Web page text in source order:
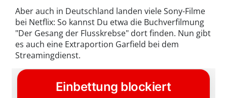
Aber auch in Deutschland landen viele Sony-Filme
bei Netflix: So kannst Du etwa die Buchverfilmung
"Der Gesang der Flusskrebse" dort finden. Nun gibt
es auch eine Extraportion Garfield bei dem
Streamingdienst.